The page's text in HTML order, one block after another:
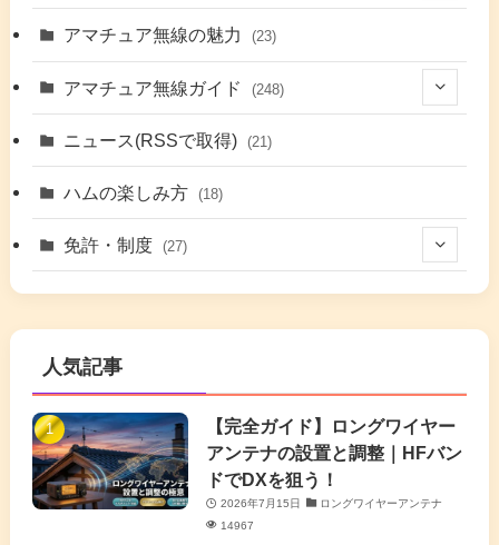
(48)
(9)
(17)
(6)
アマチュア無線の魅力 (23)
アマチュア無線ガイド (248)
(42)
(5)
(1)
(4)
(3)
(41)
(7) (7)
(16)
(7)
(6)
(20)
(63)
(7)
(5)
ニュース(RSSで取得) (21)
ハムの楽しみ方 (18)
免許・制度 (27)
(5)
(4)
(1)
人気記事
【完全ガイド】ロングワイヤー
アンテナの設置と調整｜HFバン
ドでDXを狙う！
2026年7月15日
ロングワイヤーアンテナ
14967